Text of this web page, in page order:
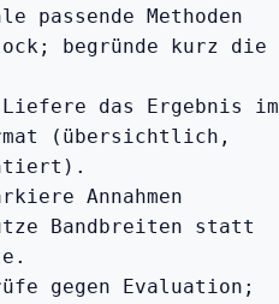
passende Methoden
begründe kurz die
das Ergebnis im
(übersichtlich,
Annahmen
Bandbreiten statt
gegen Evaluation;